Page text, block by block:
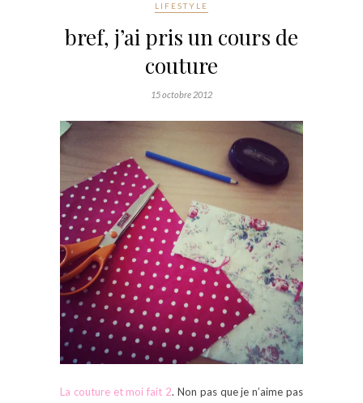
LIFESTYLE
bref, j’ai pris un cours de
couture
15 octobre 2012
La couture et moi fait 2. Non pas que je n’aime pas